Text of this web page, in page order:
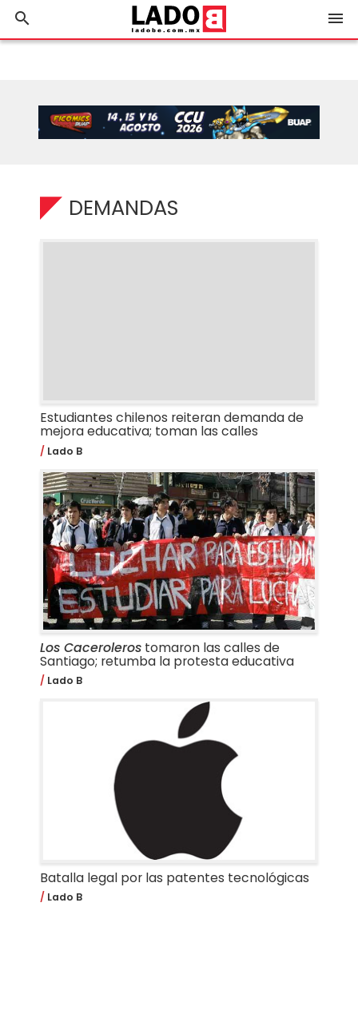
search menu
DEMANDAS
Estudiantes chilenos reiteran demanda de
mejora educativa; toman las calles
Lado B
Los Cacerolerostomaron las calles de
Santiago; retumba la protesta educativa
Lado B
Batalla legal por las patentes tecnológicas
Lado B